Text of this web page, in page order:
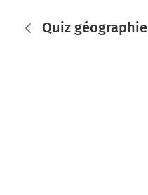
Quiz géographie